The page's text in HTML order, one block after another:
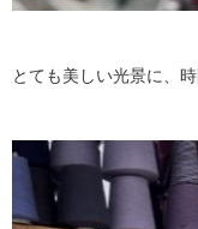
とても美しい光景に、